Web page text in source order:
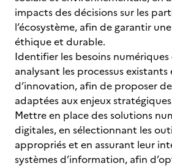
impacts des décisions sur les
l’écosystème, afin de garantir
éthique et durable.
Identifier les besoins numériques
analysant les processus
d’innovation, afin de proposer
adaptées aux enjeux
Mettre en place des solutions
digitales, en sélectionnant les
appropriés et en assurant leur
systèmes d’information, afin